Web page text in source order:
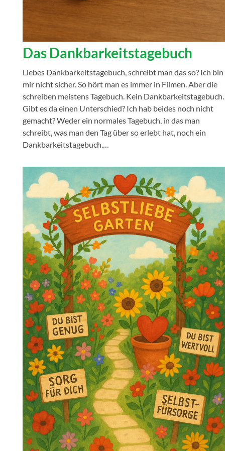
Das Dankbarkeitstagebuch
Liebes Dankbarkeitstagebuch, schreibt man das so? Ich bin
mir nicht sicher. So hört man es immer in Filmen. Aber die
schreiben meistens Tagebuch. Kein Dankbarkeitstagebuch.
Gibt es da einen Unterschied? Ich hab beides noch nicht
gemacht? Weder ein normales Tagebuch, in das man
schreibt, was man den Tag über so erlebt hat, noch ein
Dankbarkeitstagebuch.…